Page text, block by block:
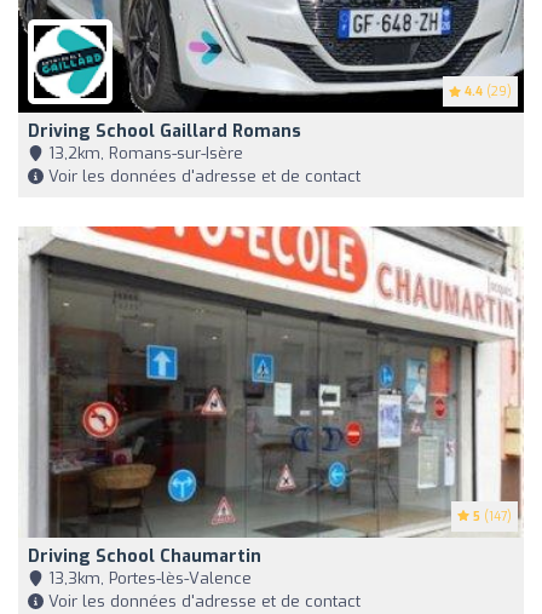
4.4 (29)
Driving School Gaillard Romans
13,2km, Romans-sur-Isère
Voir les données d'adresse et de contact
5 (147)
Driving School Chaumartin
13,3km, Portes-lès-Valence
Voir les données d'adresse et de contact